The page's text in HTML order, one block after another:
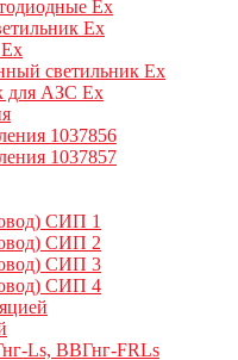
Ex
Ex
светильник Ex
для АЗС Ex
1037856
1037857
СИП 1
СИП 2
СИП 3
СИП 4
Ls, ВВГнг-FRLs